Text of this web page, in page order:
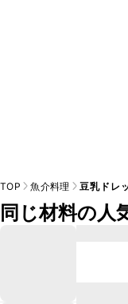
TOP 魚介料理 豆乳ドレ
同じ材料の人